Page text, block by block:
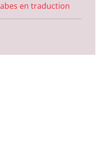
en traduction